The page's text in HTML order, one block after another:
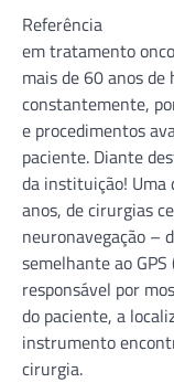
Referência
em tratamento
mais de 60 anos
constantemente,
e procedimentos
paciente. Diante
da instituição! Uma
anos, de cirurgias
neuronavegação –
semelhante ao
responsável por
do paciente, a
instrumento
cirurgia.